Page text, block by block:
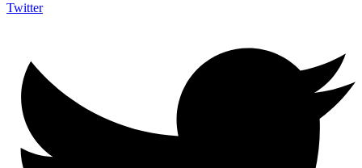
Twitter